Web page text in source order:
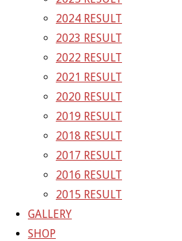
2024 RESULT
2023 RESULT
2022 RESULT
2021 RESULT
2020 RESULT
2019 RESULT
2018 RESULT
2017 RESULT
2016 RESULT
2015 RESULT
GALLERY
SHOP
NEWS
【レポート】
RD.2 FUJI 10号車